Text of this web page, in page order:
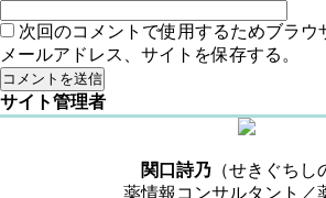
次回のコメントで使用するためブラウ
メールアドレス、サイトを保存する。
サイト管理者
関口詩乃 （せきぐちし
薬情報コンサルタント／